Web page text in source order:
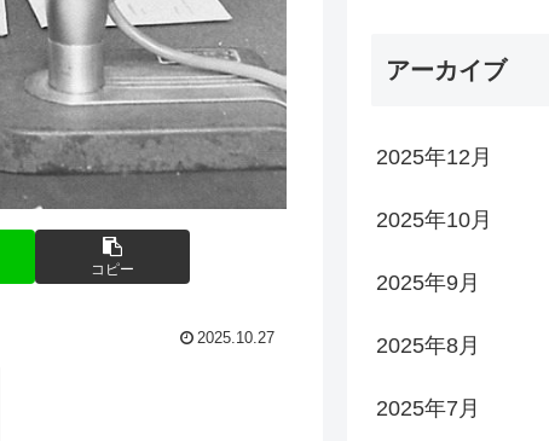
コピー
2025.10.27
アーカイブ
2025年12月
2025年10月
2025年9月
2025年8月
2025年7月